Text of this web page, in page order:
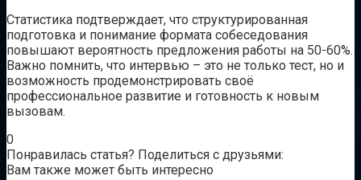
Статистика подтверждает, что структурированная
подготовка и понимание формата собеседования
повышают вероятность предложения работы на 50-60%.
Важно помнить, что интервью – это не только тест, но и
возможность продемонстрировать своё
профессиональное развитие и готовность к новым
вызовам.
0
Понравилась статья? Поделиться с друзьями:
Вам также может быть интересно